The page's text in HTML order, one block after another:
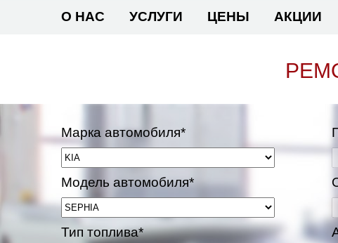
О НАС УСЛУГИ ЦЕНЫ АКЦИИ
Марка автомобиля*
Модель автомобиля*
Тип топлива*